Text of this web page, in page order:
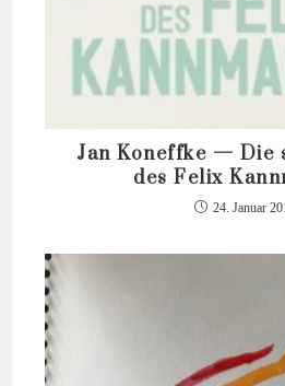
Jan Koneffke — Die
des Felix
24. Januar